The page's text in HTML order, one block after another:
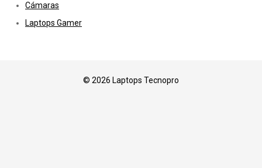
Cámaras
Laptops Gamer
© 2026 Laptops Tecnopro